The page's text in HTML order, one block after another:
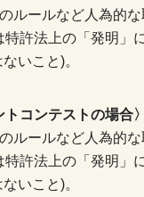
ルールなど人為的
許法上の「発明」
いこと)。
コンテストの場合〉
ルールなど人為的
許法上の「発明」
いこと)。